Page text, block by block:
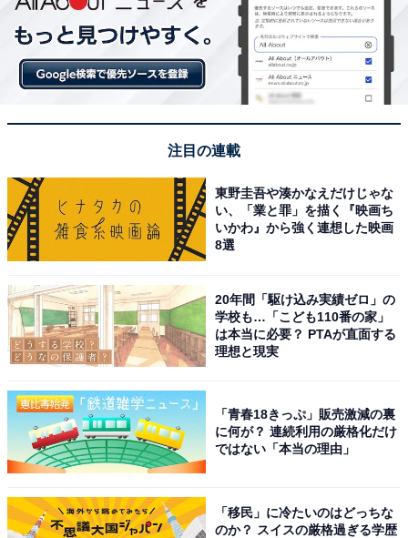
軽に立ち寄りやすい雰囲気。
アクセス
所在地：大阪府堺市南区豊田825
アクセス：南海泉北線「泉ヶ丘駅」よりタクシーで約10
分／南海バス鉢ヶ峯行き「豊田南」下車徒歩10分または
注目の連載
東野圭吾や湊かなえだけじゃな
い、「業と罪」を描く『映画ち
いかわ』から強く連想した映画
8選
20年間「駆け込み実績ゼロ」の
学校も…「こども110番の家」
は本当に必要？ PTAが直面する
理想と現実
「青春18きっぷ」販売激減の裏
に何が？ 連続利用の厳格化だけ
ではない「本当の理由」
「移民」に冷たいのはどっちな
のか？ スイスの厳格過ぎる学歴